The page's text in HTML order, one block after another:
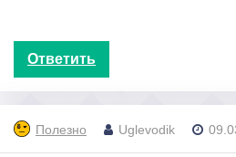
Ответить
Полезно Uglevodik